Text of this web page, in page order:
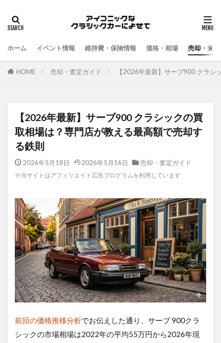
ホーム イベント情報 維持費・保険情報 価格・相場 売却・査
HOME 売却・査定ガイド 【2026年最新】サーブ900 クラシ
【2026年最新】サーブ900 クラシックの買
取相場は？専門店が教える最高額で売却す
る鉄則
2026年5月18日 2026年5月16日 売却・査定ガイド
※当サイトはアフィリエイト広告プログラムを利用しています
前回の価格推移分析でお伝えした通り、サーブ 900クラ
シックの市場相場は2022年の平均55万円から2026年現